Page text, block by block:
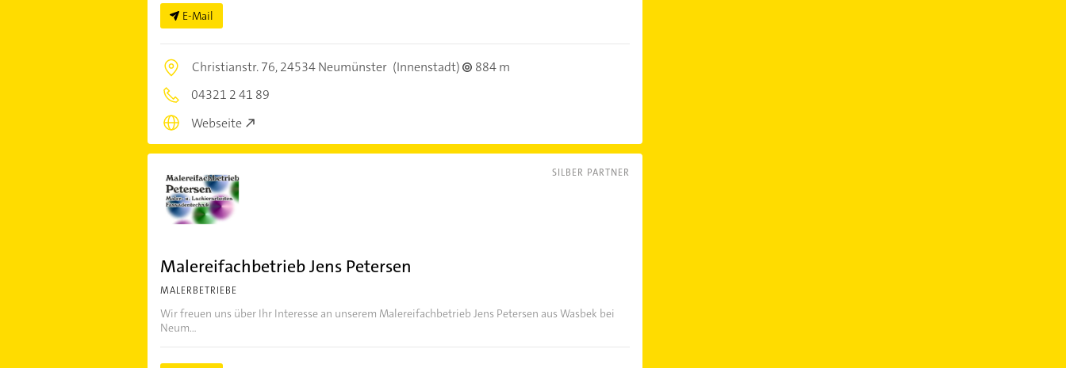
E-Mail
Christianstr. 76,24534 Neumünster (Innenstadt)
884 m
04321 2 41 89
Webseite
SILBER PARTNER
Malereifachbetrieb Jens Petersen
MALERBETRIEBE
Wir freuen uns über Ihr Interesse an unserem Malereifachbetrieb Jens Petersen aus Wasbek bei
Neum...